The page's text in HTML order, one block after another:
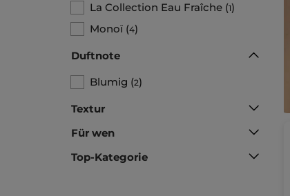
La Collection Eau Fraîche (1)
Monoï (4)
Duftnote
Blumig (2)
Textur
Für wen
Top-Kategorie